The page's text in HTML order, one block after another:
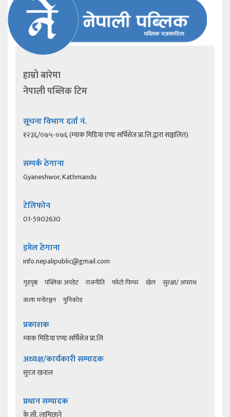
हाम्रो बारेमा
नेपाली पब्लिक टिम
सूचना विभाग दर्ता नं.
१२३६/०७५-०७६ (म्याक मिडिया एण्ड सर्भिसेज प्रा.लि.द्वारा सञ्चालित)
सम्पर्क ठेगाना
Gyaneshwor, Kathmandu
टेलिफोन
01-5902630
इमेल ठेगाना
info.nepalipublic@gmail.com
गृहपृष्ठ पब्लिक अपडेट राजनीति फोटो फिचर खेल
सुरक्षा/ अपराध
कला मनोरञ्जन
युनिकोड
प्रकाशक
म्याक मिडिया एण्ड सर्भिसेज प्रा.लि
अध्यक्ष/कार्यकारी सम्पादक
सुरज खनाल
प्रधान सम्पादक
के.सी. लामिछाने